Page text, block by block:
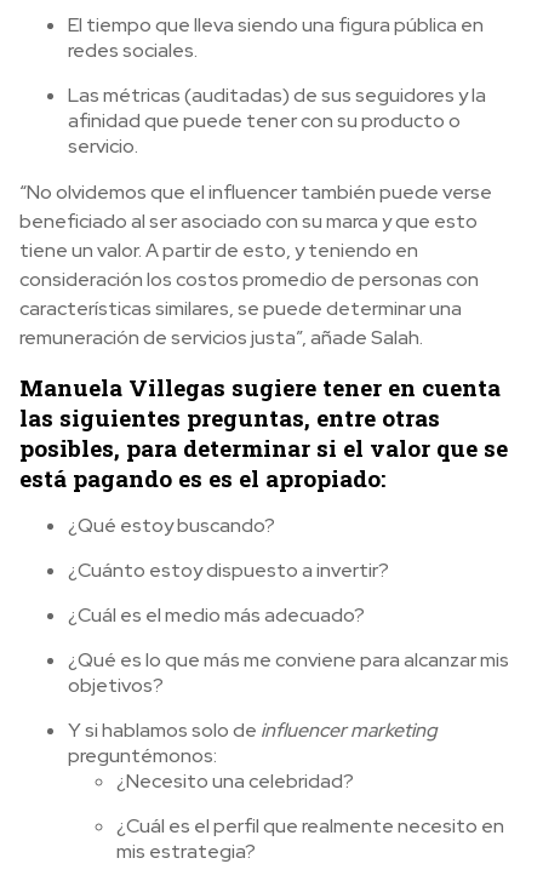
El tiempo que lleva siendo una figura pública en
redes sociales.
Las métricas (auditadas) de sus seguidores y la
afinidad que puede tener con su producto o
servicio.
“No olvidemos que el influencer también puede verse
beneficiado al ser asociado con su marca y que esto
tiene un valor. A partir de esto, y teniendo en
consideración los costos promedio de personas con
características similares, se puede determinar una
remuneración de servicios justa”, añade Salah.
Manuela Villegas sugiere tener en cuenta
las siguientes preguntas, entre otras
posibles, para determinar si el valor que se
está pagando es es el apropiado:
¿Qué estoy buscando?
¿Cuánto estoy dispuesto a invertir?
¿Cuál es el medio más adecuado?
¿Qué es lo que más me conviene para alcanzar mis
objetivos?
Y si hablamos solo de influencer marketing
preguntémonos:
¿Necesito una celebridad?
¿Cuál es el perfil que realmente necesito en
mis estrategia?